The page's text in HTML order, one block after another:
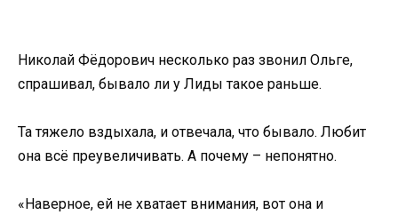
Николай Фёдорович несколько раз звонил Ольге,
спрашивал, бывало ли у Лиды такое раньше.
Та тяжело вздыхала, и отвечала, что бывало. Любит
она всё преувеличивать. А почему – непонятно.
«Наверное, ей не хватает внимания, вот она и